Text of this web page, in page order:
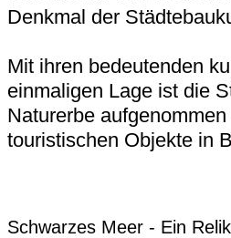
Denkmal der
Mit ihren bedeutenden
einmaligen Lage ist die
Naturerbe
touristischen Objekte in
Schwarzes Meer - Ein